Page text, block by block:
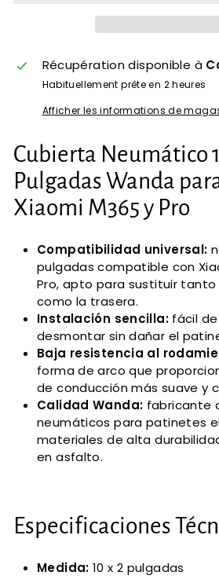
Récupération disponible à
Habituellement prête en 2 heures
Afficher les informations de
Cubierta Neumático
Pulgadas Wanda
Xiaomi M365 y Pro
Compatibilidad universal:
pulgadas compatible con
Pro, apto para sustituir
como la trasera.
Instalación sencilla:fácil de
desmontar sin dañar el
Baja resistencia al
forma de arco que
de conducción más suave y
Calidad Wanda: fabricante
neumáticos para patinetes
materiales de alta
en asfalto.
Especificaciones
Medida: 10 x 2 pulgadas